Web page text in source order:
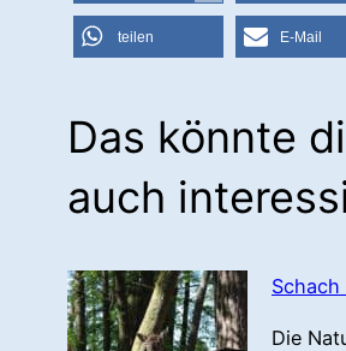
teilen E-Mail
Das könnte
auch
Die